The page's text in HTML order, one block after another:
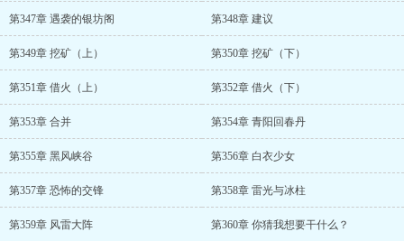
第347章 遇袭的银坊阁 第348章 建议
第349章 挖矿（上） 第350章 挖矿（下）
第351章 借火（上） 第352章 借火（下）
第353章 合并 第354章 青阳回春丹
第355章 黑风峡谷 第356章 白衣少女
第357章 恐怖的交锋 第358章 雷光与冰柱
第359章 风雷大阵 第360章 你猜我想要干什么？